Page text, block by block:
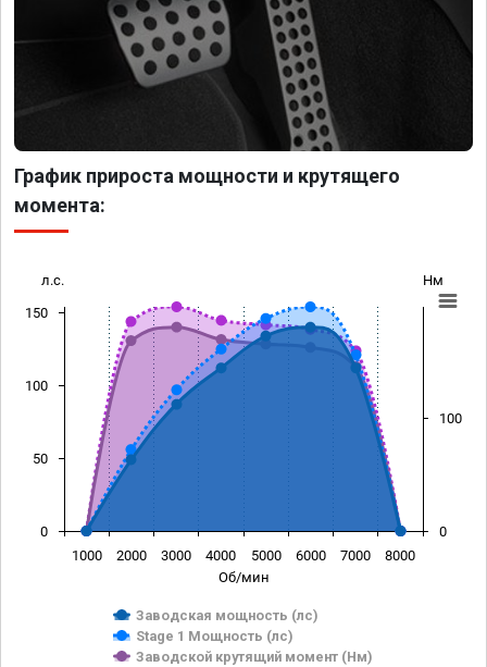
График прироста мощности и крутящего
момента:
Об/мин
л.с. Нм
Заводская мощность (лс)
Stage 1 Мощность (лс)
Заводской крутящий момент (Нм)
1000 2000 3000 4000 5000 6000 7000 8000
0
50
100
150
0
100